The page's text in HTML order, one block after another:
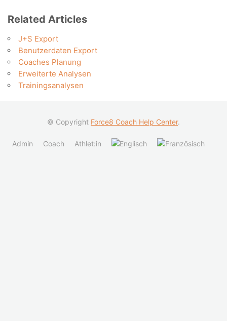
Related Articles
J+S Export
Benutzerdaten Export
Coaches Planung
Erweiterte Analysen
Trainingsanalysen
© Copyright Force8 Coach Help Center.
Admin Coach Athlet:in